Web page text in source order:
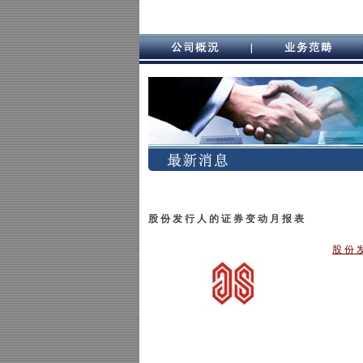
股 份 发 行 人 的 证 券 变 动 月 报 表
股 份